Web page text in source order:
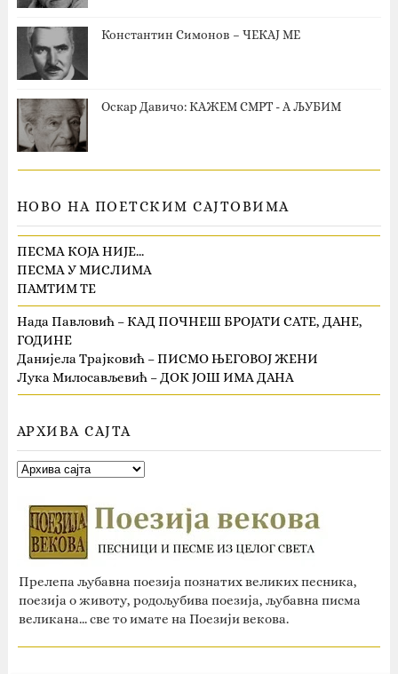
Константин Симонов – ЧЕКАЈ МЕ
Оскар Давичо‎: КАЖЕМ СМРТ - А ЉУБИМ
НОВО НА ПОЕТСКИМ САЈТОВИМА
ПЕСМА КОЈА НИЈЕ…
ПЕСМА У МИСЛИМА
ПАМТИМ ТЕ
Нада Павловић – КАД ПОЧНЕШ БРОЈАТИ САТЕ, ДАНЕ,
ГОДИНЕ
Данијела Трајковић – ПИСМО ЊЕГОВОЈ ЖЕНИ
Лука Милосављевић – ДОК ЈОШ ИМА ДАНА
АРХИВА САЈТА
Прелепа љубавна поезија познатих великих песника,
поезија о животу, родољубива поезија, љубавна писма
великана... све то имате на Поезији векова.